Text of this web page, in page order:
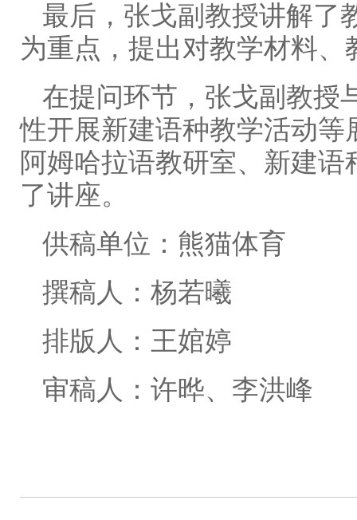
最后，张戈副教授讲解了
为重点，提出对教学材料
在提问环节，张戈副教授
性开展新建语种教学活动
阿姆哈拉语教研室、新建
了讲座。
供稿单位：熊猫体育
撰稿人：杨若曦
排版人：王婠婷
审稿人：许晔、李洪峰